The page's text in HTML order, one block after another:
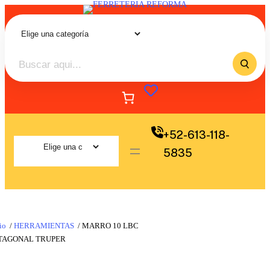
+52-613-118-
5835
/ HERRAMIENTAS / MARRO 10 LBC
TRUPER